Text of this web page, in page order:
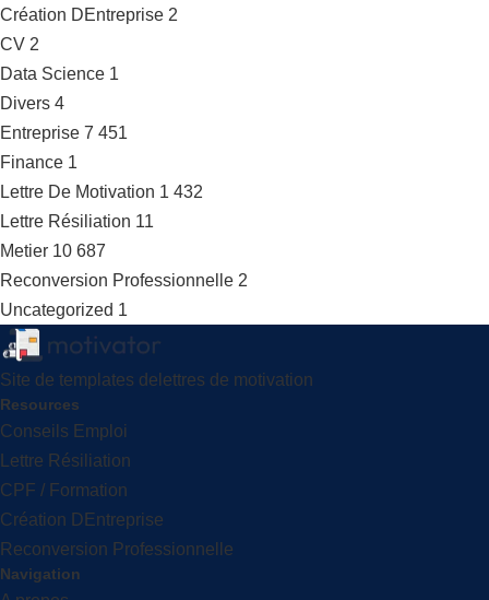
Création DEntreprise 2
CV 2
Data Science 1
Divers 4
Entreprise 7 451
Finance 1
Lettre De Motivation 1 432
Lettre Résiliation 11
Metier 10 687
Reconversion Professionnelle 2
Uncategorized 1
Site de templates delettres de motivation
Resources
Conseils Emploi
Lettre Résiliation
CPF / Formation
Création DEntreprise
Reconversion Professionnelle
Navigation